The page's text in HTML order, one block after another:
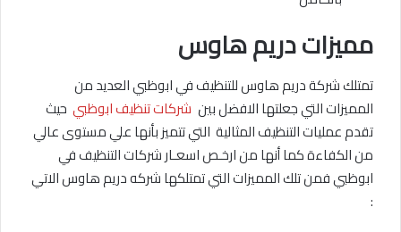
مميزات دريم هاوس
تمتلك شركة دريم هاوس للتنظيف في ابوظبي العديد من
المميزات التي جعلتها الافضل بين شركات تنظيف ابوظبي حيث
تقدم عمليات التنظيف المثالية التي تتميز بأنها علي مستوى عالي
من الكفاءة كما أنها من ارخـص اسعـار شركات التنظيف في
ابوظبي فمن تلك المميزات التي تمتلكها شركه دريم هاوس الاتي
: